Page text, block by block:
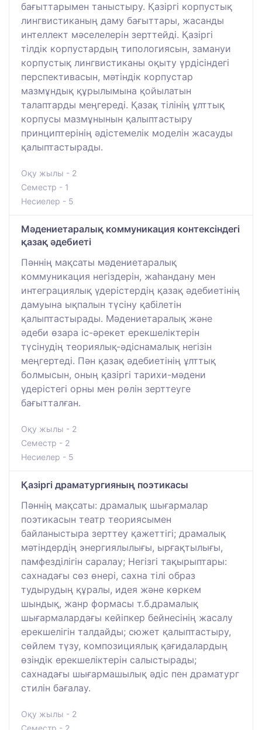
бағыттарымен таныстыру. Қазіргі корпустық
лингвистиканың даму бағыттары, жасанды
интеллект мәселелерін зерттейді. Қазіргі
тілдік корпустардың типологиясын, замануи
корпустық лингвистиканы оқыту үрдісіндегі
перспективасын, мәтіндік корпустар
мазмұндық құрылымына қойылатын
талаптарды меңгереді. Қазақ тілінің ұлттық
корпусы мазмұнынын қалыптастыру
принциптерінің әдістемелік моделін жасауды
қалыптастырады.
Оқу жылы - 2
Семестр - 1
Несиелер - 5
Мәдениетаралық коммуникация контексіндегі
қазақ әдебиеті
Пәннің мақсаты мәдениетаралық
коммуникация негіздерін, жаһандану мен
интеграциялық үдерістердің қазақ әдебиетінің
дамуына ықпалын түсіну қабілетін
қалыптастырады. Мәдениетаралық және
әдеби өзара іс-әрекет ерекшеліктерін
түсінудің теориялық-әдіснамалық негізін
меңгертеді. Пән қазақ әдебиетінің ұлттық
болмысын, оның қазіргі тарихи-мәдени
үдерістегі орны мен рөлін зерттеуге
бағытталған.
Оқу жылы - 2
Семестр - 2
Несиелер - 5
Қазіргі драматургияның поэтикасы
Пәннің мақсаты: драмалық шығармалар
поэтикасын театр теориясымен
байланыстыра зерттеу қажеттігі; драмалық
мәтіндердің энергиялылығы, ырғақтылығы,
памфезділігін саралау; Негізгі тақырыптары:
сахнадағы сөз өнері, сахна тілі образ
тудырудың құралы, идея және көркем
шындық, жанр формасы т.б.драмалық
шығармалардағы кейіпкер бейнесінің жасалу
ерекшелігін талдайды; сюжет қалыптастыру,
сөйлем түзу, композициялық қағидалардың
өзіндік ерекшеліктерін салыстырады;
сахнадағы шығармашылық әдіс пен драматург
стилін бағалау.
Оқу жылы - 2